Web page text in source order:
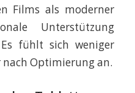
Films als moderner
Unterstützung
fühlt sich weniger
Optimierung an.